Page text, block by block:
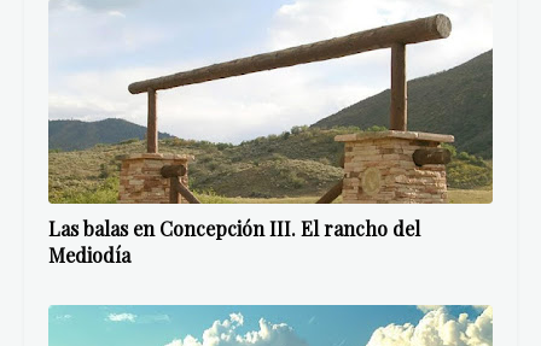
Las balas en Concepción III. El rancho del
Mediodía